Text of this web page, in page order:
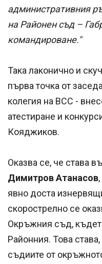
административния
на Районен съд –
командироване."
Така лаконично и
първа точка от
колегия на ВСС -
атестиране и
Кояджиков.
Оказва се, че става
Димитров Атанасов
явно доста
скорострелно се
Окръжния съд,
Районния. Това
съдиите от